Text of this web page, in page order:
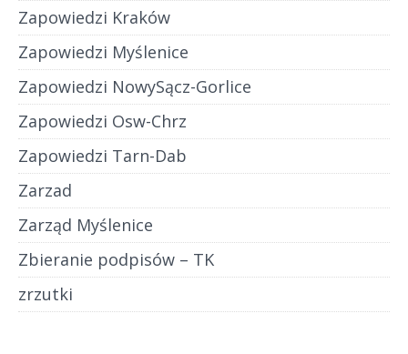
Zapowiedzi Kraków
Zapowiedzi Myślenice
Zapowiedzi NowySącz-Gorlice
Zapowiedzi Osw-Chrz
Zapowiedzi Tarn-Dab
Zarzad
Zarząd Myślenice
Zbieranie podpisów – TK
zrzutki